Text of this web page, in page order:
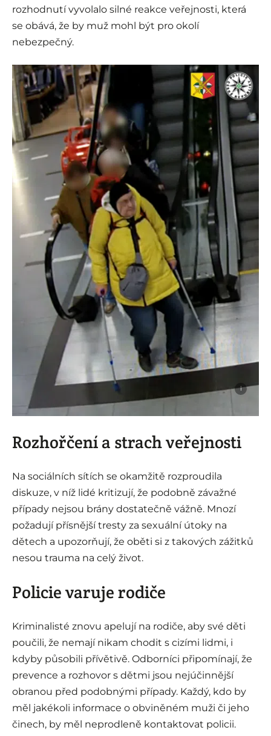
rozhodnutí vyvolalo silné reakce veřejnosti, která
se obává, že by muž mohl být pro okolí
nebezpečný.
i
Rozhořčení a strach veřejnosti
Na sociálních sítích se okamžitě rozproudila
diskuze, v níž lidé kritizují, že podobně závažné
případy nejsou brány dostatečně vážně. Mnozí
požadují přísnější tresty za sexuální útoky na
dětech a upozorňují, že oběti si z takových zážitků
nesou trauma na celý život.
Policie varuje rodiče
Kriminalisté znovu apelují na rodiče, aby své děti
poučili, že nemají nikam chodit s cizími lidmi, i
kdyby působili přívětivě. Odborníci připomínají, že
prevence a rozhovor s dětmi jsou nejúčinnější
obranou před podobnými případy. Každý, kdo by
měl jakékoli informace o obviněném muži či jeho
činech, by měl neprodleně kontaktovat policii.